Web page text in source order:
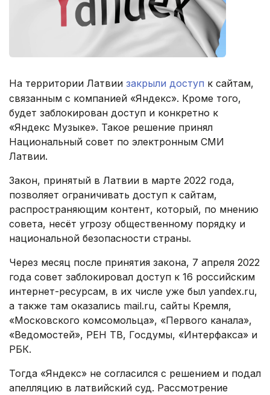
На территории Латвии закрыли доступ к сайтам,
связанным с компанией «Яндекс». Кроме того,
будет заблокирован доступ и конкретно к
«Яндекс Музыке». Такое решение принял
Национальный совет по электронным СМИ
Латвии.
Закон, принятый в Латвии в марте 2022 года,
позволяет ограничивать доступ к сайтам,
распространяющим контент, который, по мнению
совета, несёт угрозу общественному порядку и
национальной безопасности страны.
Через месяц после принятия закона, 7 апреля 2022
года совет заблокировал доступ к 16 российским
интернет-ресурсам, в их числе уже был yandex.ru,
а также там оказались mail.ru, сайты Кремля,
«Московского комсомольца», «Первого канала»,
«Ведомостей», РЕН ТВ, Госдумы, «Интерфакса» и
РБК.
Тогда «Яндекс» не согласился с решением и подал
апелляцию в латвийский суд. Рассмотрение